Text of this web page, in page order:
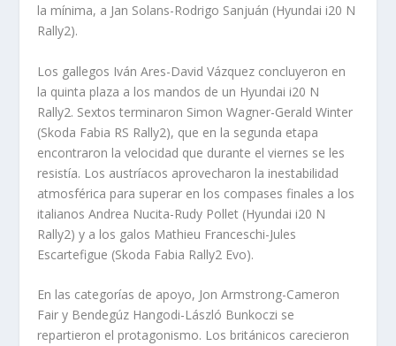
la mínima, a Jan Solans-Rodrigo Sanjuán (Hyundai i20 N
Rally2).
Los gallegos Iván Ares-David Vázquez concluyeron en
la quinta plaza a los mandos de un Hyundai i20 N
Rally2. Sextos terminaron Simon Wagner-Gerald Winter
(Skoda Fabia RS Rally2), que en la segunda etapa
encontraron la velocidad que durante el viernes se les
resistía. Los austríacos aprovecharon la inestabilidad
atmosférica para superar en los compases finales a los
italianos Andrea Nucita-Rudy Pollet (Hyundai i20 N
Rally2) y a los galos Mathieu Franceschi-Jules
Escartefigue (Skoda Fabia Rally2 Evo).
En las categorías de apoyo, Jon Armstrong-Cameron
Fair y Bendegúz Hangodi-László Bunkoczi se
repartieron el protagonismo. Los británicos carecieron